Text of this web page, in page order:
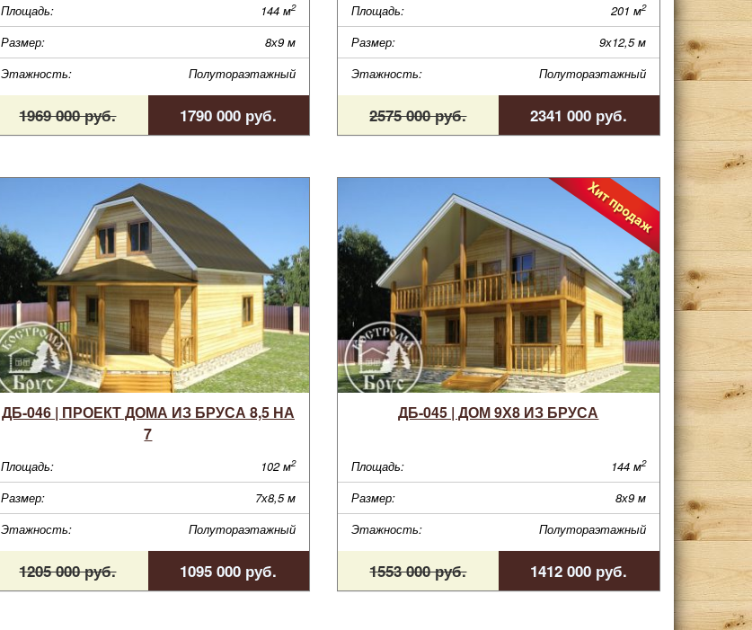
Площадь: 144 м2
Размер:
8х9 м
Этажность:
Полутораэтажный
1969 000 руб. 1790 000 руб.
Площадь: 201 м2
Размер:
9х12,5 м
Этажность:
Полутораэтажный
2575 000 руб. 2341 000 руб.
ДБ-046 | ПРОЕКТ ДОМА ИЗ БРУСА 8,5 НА
7
Площадь: 102 м2
Размер:
7х8,5 м
Этажность:
Полутораэтажный
1205 000 руб. 1095 000 руб.
ДБ-045 | ДОМ 9Х8 ИЗ БРУСА
Площадь: 144 м2
Размер:
8х9 м
Этажность:
Полутораэтажный
1553 000 руб. 1412 000 руб.